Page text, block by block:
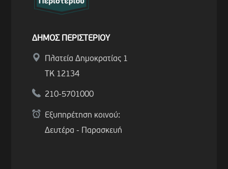
ΔΗΜΟΣ ΠΕΡΙΣΤΕΡΙΟΥ
Πλατεία Δημοκρατίας 1
ΤΚ 12134
210-5701000
Εξυπηρέτηση κοινού:
Δευτέρα - Παρασκευή